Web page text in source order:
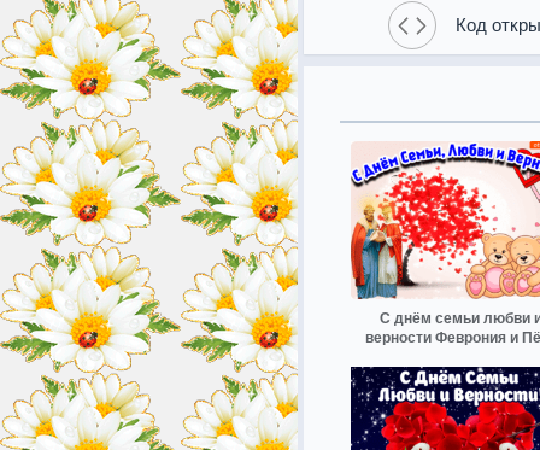
Код
С днём семьи любви
верности Феврония и